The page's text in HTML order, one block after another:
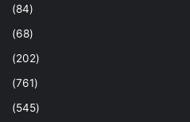
(84)
(68)
(202)
(761)
(545)